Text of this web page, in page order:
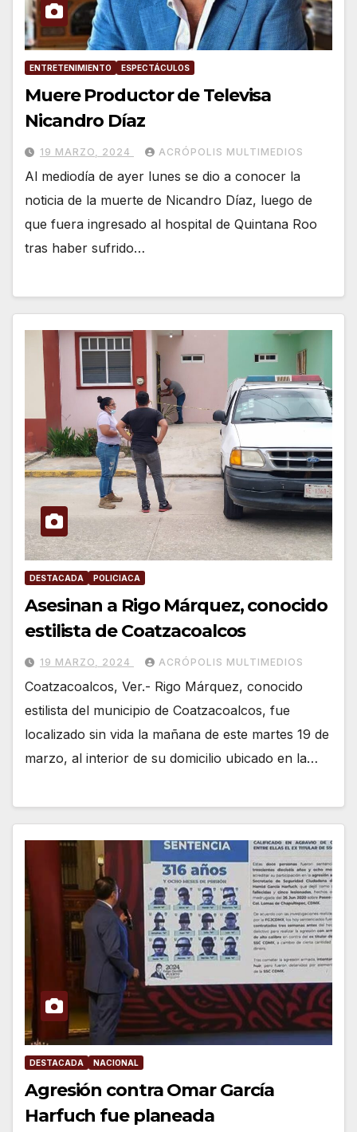
ENTRETENIMIENTO ESPECTÁCULOS
Muere Productor de Televisa
Nicandro Díaz
19 MARZO, 2024 ACRÓPOLIS MULTIMEDIOS
Al mediodía de ayer lunes se dio a conocer la
noticia de la muerte de Nicandro Díaz, luego de
que fuera ingresado al hospital de Quintana Roo
tras haber sufrido…
DESTACADA POLICIACA
Asesinan a Rigo Márquez, conocido
estilista de Coatzacoalcos
19 MARZO, 2024 ACRÓPOLIS MULTIMEDIOS
Coatzacoalcos, Ver.- Rigo Márquez, conocido
estilista del municipio de Coatzacoalcos, fue
localizado sin vida la mañana de este martes 19 de
marzo, al interior de su domicilio ubicado en la…
DESTACADA NACIONAL
Agresión contra Omar García
Harfuch fue planeada